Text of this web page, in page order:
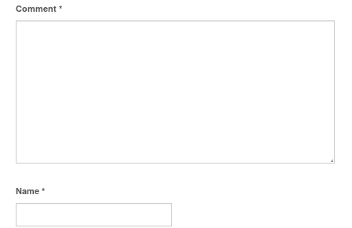
Comment *
Name *